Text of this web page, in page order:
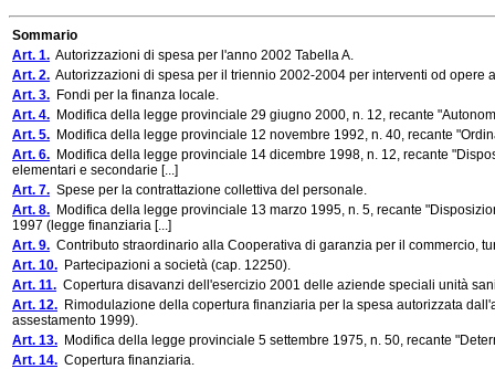
Sommario
Art. 1. Autorizzazioni di spesa per l'anno 2002 Tabella A.
Art. 2. Autorizzazioni di spesa per il triennio 2002-2004 per interventi od opere
Art. 3. Fondi per la finanza locale.
Art. 4. Modifica della legge provinciale 29 giugno 2000, n. 12, recante
Art. 5. Modifica della legge provinciale 12 novembre 1992, n. 40, recante
Art. 6. Modifica della legge provinciale 14 dicembre 1998, n. 12, recante
elementari e secondarie [...]
Art. 7. Spese per la contrattazione collettiva del personale.
Art. 8. Modifica della legge provinciale 13 marzo 1995, n. 5, recante
1997 (legge finanziaria [...]
Art. 9. Contributo straordinario alla Cooperativa di garanzia per il commercio,
Art. 10. Partecipazioni a società (cap. 12250).
Art. 11. Copertura disavanzi dell'esercizio 2001 delle aziende speciali unità
Art. 12. Rimodulazione della copertura finanziaria per la spesa autorizzata
assestamento 1999).
Art. 13. Modifica della legge provinciale 5 settembre 1975, n. 50, recante
Art. 14. Copertura finanziaria.